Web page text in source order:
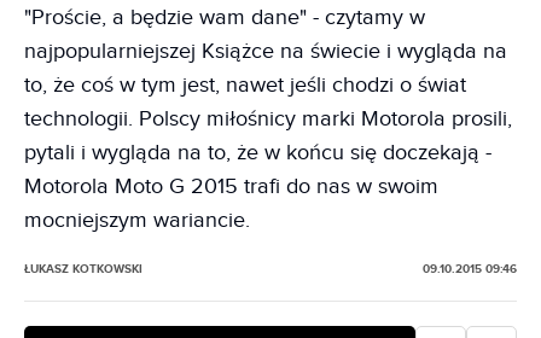
"Proście, a będzie wam dane" - czytamy w
najpopularniejszej Książce na świecie i wygląda na
to, że coś w tym jest, nawet jeśli chodzi o świat
technologii. Polscy miłośnicy marki Motorola prosili,
pytali i wygląda na to, że w końcu się doczekają -
Motorola Moto G 2015 trafi do nas w swoim
mocniejszym wariancie.
ŁUKASZ KOTKOWSKI 09.10.2015 09:46